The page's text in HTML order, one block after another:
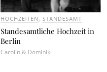
HOCHZEITEN STANDESAMT
Standesamtliche Hochzeit in
Berlin
Carolin & Dominik